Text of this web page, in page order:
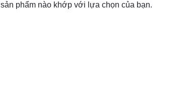
phẩm nào khớp với lựa chọn của bạn.